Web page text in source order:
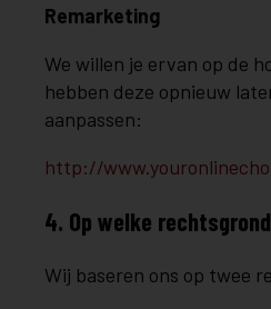
Remarketing
We willen je ervan op de
hebben deze opnieuw
aanpassen:
http://
4. Op welke
Wij baseren ons op twee